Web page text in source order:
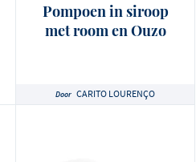
Pompoen in siroop
met room en Ouzo
Door CARITO LOURENÇO